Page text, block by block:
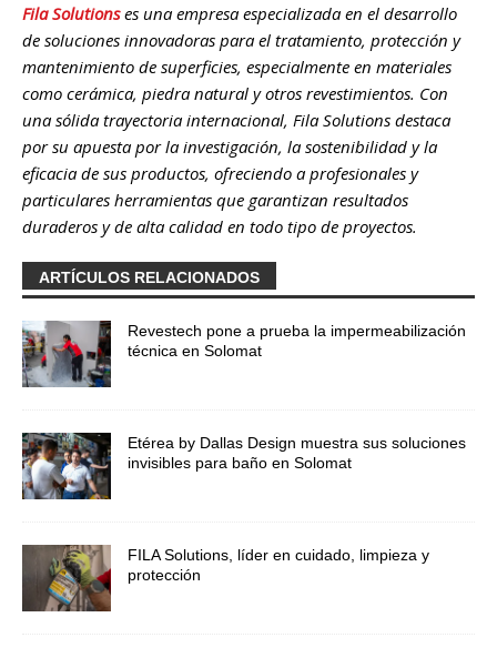
Fila Solutionses una empresa especializada en el desarrollo
de soluciones innovadoras para el tratamiento, protección y
mantenimiento de superficies, especialmente en materiales
como cerámica, piedra natural y otros revestimientos. Con
una sólida trayectoria internacional, Fila Solutions destaca
por su apuesta por la investigación, la sostenibilidad y la
eficacia de sus productos, ofreciendo a profesionales y
particulares herramientas que garantizan resultados
duraderos y de alta calidad en todo tipo de proyectos.
ARTÍCULOS RELACIONADOS
Revestech pone a prueba la impermeabilización
técnica en Solomat
Etérea by Dallas Design muestra sus soluciones
invisibles para baño en Solomat
FILA Solutions, líder en cuidado, limpieza y
protección